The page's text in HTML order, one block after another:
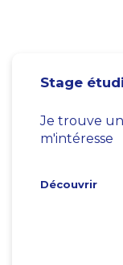
Stage
Je trouve
m'intéresse
Découvrir